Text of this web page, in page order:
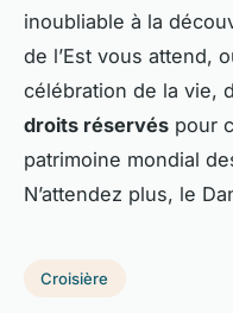
inoubliable à la
de l’Est vous attend,
célébration de la vie,
droits réservés pour
patrimoine mondial
N’attendez plus, le
Croisière